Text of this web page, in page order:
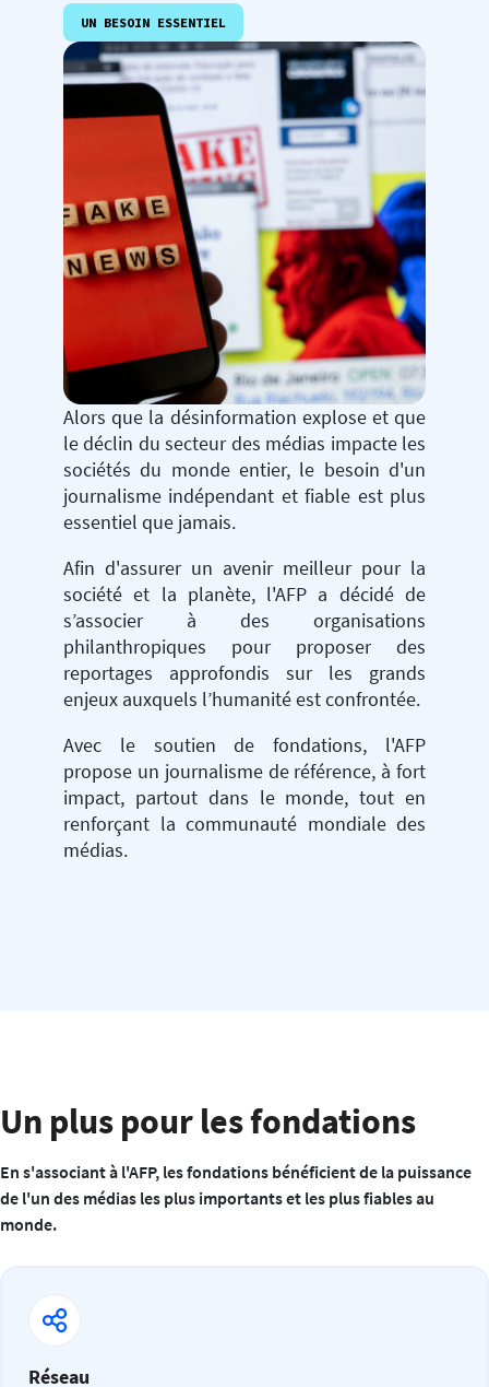
UN BESOIN ESSENTIEL
Alors que la désinformation explose et que
le déclin du secteur des médias impacte les
sociétés du monde entier, le besoin d'un
journalisme indépendant et fiable est plus
essentiel que jamais.
Afin d'assurer un avenir meilleur pour la
société et la planète, l'AFP a décidé de
s’associer à des organisations
philanthropiques pour proposer des
reportages approfondis sur les grands
enjeux auxquels l’humanité est confrontée.
Avec le soutien de fondations, l'AFP
propose un journalisme de référence, à fort
impact, partout dans le monde, tout en
renforçant la communauté mondiale des
médias.
Un plus pour les fondations
En s'associant à l'AFP, les fondations bénéficient de la puissance
de l'un des médias les plus importants et les plus fiables au
monde.
Réseau